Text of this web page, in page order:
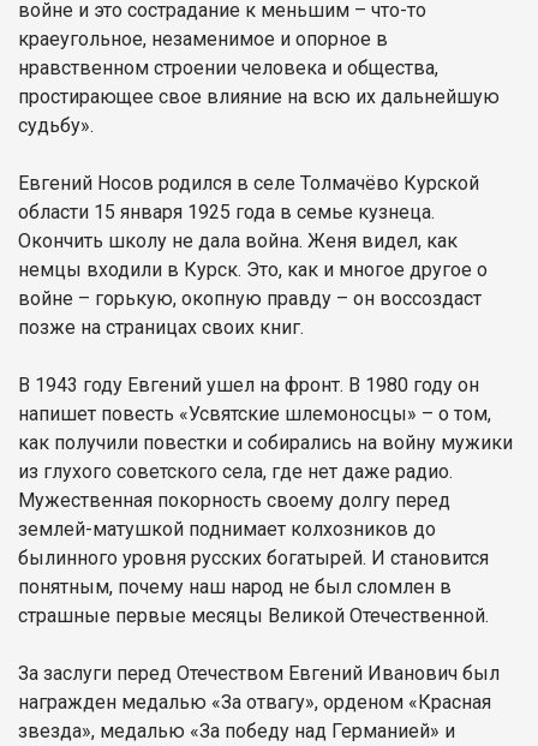
войне и это сострадание к меньшим – что-то
краеугольное, незаменимое и опорное в
нравственном строении человека и общества,
простирающее свое влияние на всю их дальнейшую
судьбу».
Евгений Носов родился в селе Толмачёво Курской
области 15 января 1925 года в семье кузнеца.
Окончить школу не дала война. Женя видел, как
немцы входили в Курск. Это, как и многое другое о
войне – горькую, окопную правду – он воссоздаст
позже на страницах своих книг.
В 1943 году Евгений ушел на фронт. В 1980 году он
напишет повесть «Усвятские шлемоносцы» – о том,
как получили повестки и собирались на войну мужики
из глухого советского села, где нет даже радио.
Мужественная покорность своему долгу перед
землей-матушкой поднимает колхозников до
былинного уровня русских богатырей. И становится
понятным, почему наш народ не был сломлен в
страшные первые месяцы Великой Отечественной.
За заслуги перед Отечеством Евгений Иванович был
награжден медалью «За отвагу», орденом «Красная
звезда», медалью «За победу над Германией» и